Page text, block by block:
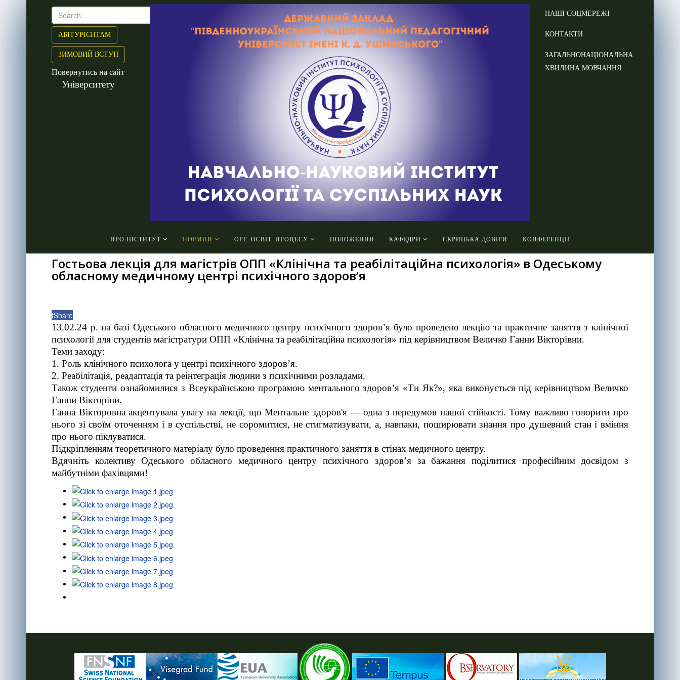
АБІТУРІЄНТАМ
ЗИМОВИЙ ВСТУП
Повернутись на сайт
Університету
НАШІ СОЦМЕРЕЖІ
КОНТАКТИ
ЗАГАЛЬНОНАЦІОНАЛЬНА
ХВИЛИНА МОВЧАННЯ
ПРО ІНСТИТУТ НОВИНИ ОРГ. ОСВІТ. ПРОЦЕСУ ПОЛОЖЕННЯ КАФЕДРИ СКРИНЬКА ДОВІРИ КОНФЕРЕНЦІЇ
Гостьова лекція для магістрів ОПП «Клінічна та реабілітаційна психологія» в Одеському
обласному медичному центрі психічного здоров’я
fShare
13.02.24 р. на базі Одеського обласного медичного центру психічного здоров’я було проведено лекцію та практичне заняття з клінічної
психології для студентів магістратури ОПП «Клінічна та реабілітаційна психологія» під керівництвом Величко Ганни Вікторівни.
Теми заходу:
1. Роль клінічного психолога у центрі психічного здоровʼя.⠀
2. Реабілітація, реадаптація та реінтеграція людини з психічними розладами.
Також студенти ознайомилися з Всеукраїнською програмою ментального здоров’я «Ти Як?», яка виконується під керівництвом Величко
Ганни Вікторіни.
Ганна Вікторовна акцентувала увагу на лекції, що Ментальне здоров'я — одна з передумов нашої стійкості. Тому важливо говорити про
нього зі своїм оточенням і в суспільстві, не соромитися, не стигматизувати, а, навпаки, поширювати знання про душевний стан і вміння
про нього піклуватися.
Підкріпленням теоретичного матеріалу було проведення практичного заняття в стінах медичного центру.
Вдячніть колективу Одеського обласного медичного центру психічного здоров’я за бажання поділитися професійним досвідом з
майбутніми фахівцями!